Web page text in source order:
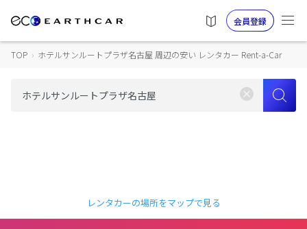
会員登録
TOP › ホテルサンルートプラザ名古屋 周辺の安い レンタカー Rent-a-Car
レンタカーの場所をマップで見る